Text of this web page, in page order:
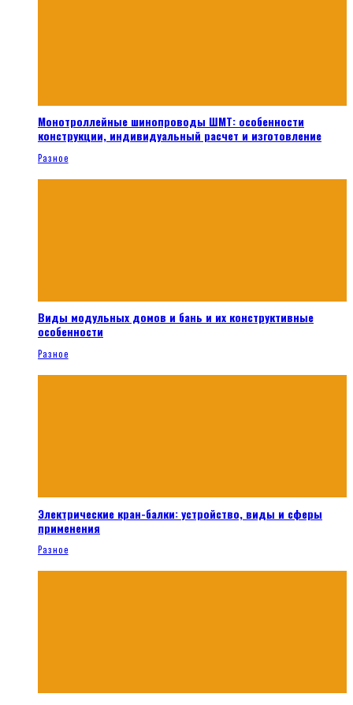
Монотроллейные шинопроводы ШМТ: особенности
конструкции, индивидуальный расчет и изготовление
Разное
Виды модульных домов и бань и их конструктивные
особенности
Разное
Электрические кран-балки: устройство, виды и сферы
применения
Разное